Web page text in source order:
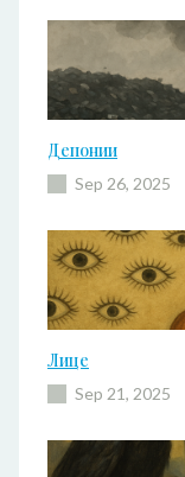
Депонии
Sep 26, 2025
Лице
Sep 21, 2025